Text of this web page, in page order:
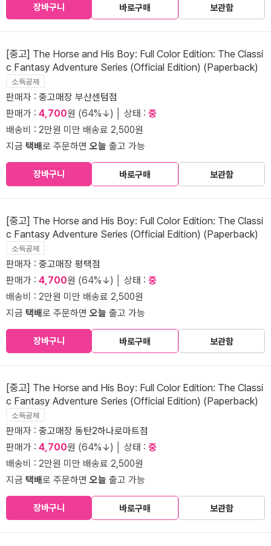
장바구니 바로구매 보관함
[중고] The Horse and His Boy: Full Color Edition: The Classi
c Fantasy Adventure Series (Official Edition) (Paperback)
소득공제
판매자 : 중고매장 부산센텀점
판매가 : 4,700원 (64%↓) │ 상태 : 중
배송비 : 2만원 미만 배송료 2,500원
지금 택배로 주문하면오늘 출고 가능
장바구니 바로구매 보관함
[중고] The Horse and His Boy: Full Color Edition: The Classi
c Fantasy Adventure Series (Official Edition) (Paperback)
소득공제
판매자 : 중고매장 평택점
판매가 : 4,700원 (64%↓) │ 상태 : 중
배송비 : 2만원 미만 배송료 2,500원
지금 택배로 주문하면오늘 출고 가능
장바구니 바로구매 보관함
[중고] The Horse and His Boy: Full Color Edition: The Classi
c Fantasy Adventure Series (Official Edition) (Paperback)
소득공제
판매자 : 중고매장 동탄2하나로마트점
판매가 : 4,700원 (64%↓) │ 상태 : 중
배송비 : 2만원 미만 배송료 2,500원
지금 택배로 주문하면오늘 출고 가능
장바구니 바로구매 보관함